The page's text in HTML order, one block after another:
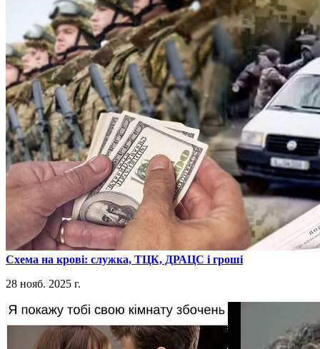
​Схема на крові: служка, ТЦК, ДРАЦС і гроші
28 нояб. 2025 г.